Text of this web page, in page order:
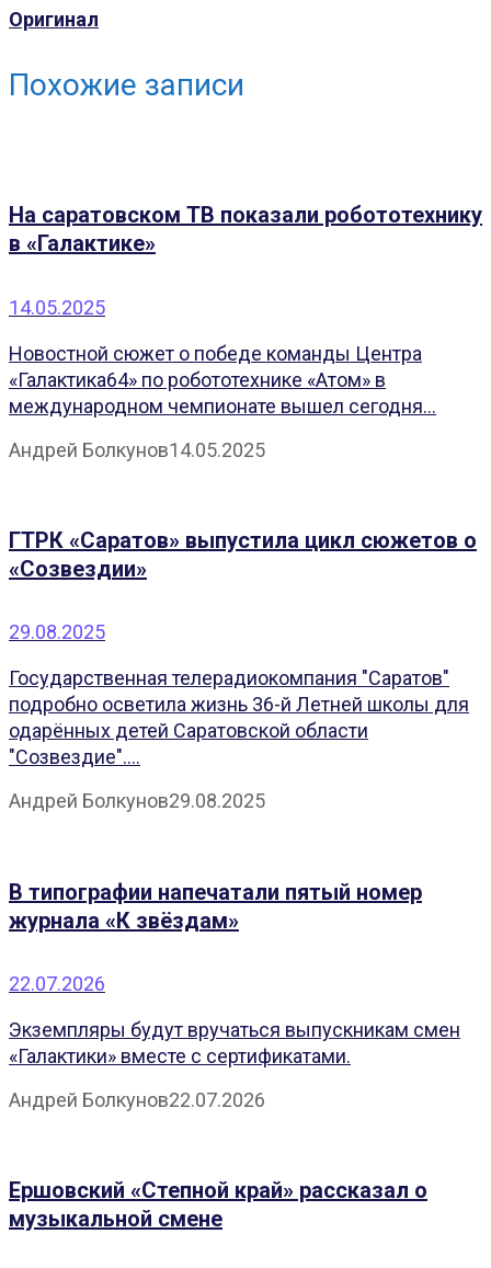
Оригинал
Похожие записи
На саратовском ТВ показали робототехнику
в «Галактике»
14.05.2025
Новостной сюжет о победе команды Центра
«Галактика64» по робототехнике «Атом» в
международном чемпионате вышел сегодня...
Андрей Болкунов14.05.2025
ГТРК «Саратов» выпустила цикл сюжетов о
«Созвездии»
29.08.2025
Государственная телерадиокомпания "Саратов"
подробно осветила жизнь 36-й Летней школы для
одарённых детей Саратовской области
"Созвездие"....
Андрей Болкунов29.08.2025
В типографии напечатали пятый номер
журнала «К звёздам»
22.07.2026
Экземпляры будут вручаться выпускникам смен
«Галактики» вместе с сертификатами.
Андрей Болкунов22.07.2026
Ершовский «Степной край» рассказал о
музыкальной смене